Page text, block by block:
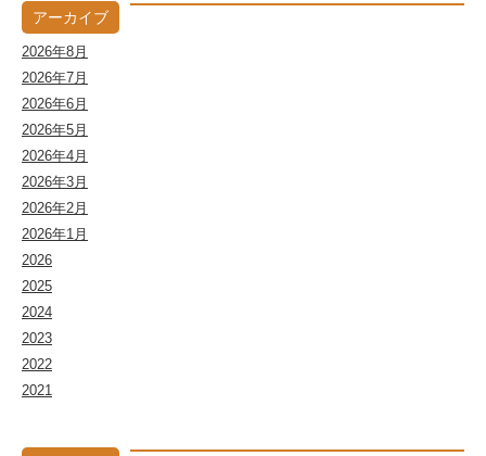
アーカイブ
2026年8月
2026年7月
2026年6月
2026年5月
2026年4月
2026年3月
2026年2月
2026年1月
2026
2025
2024
2023
2022
2021